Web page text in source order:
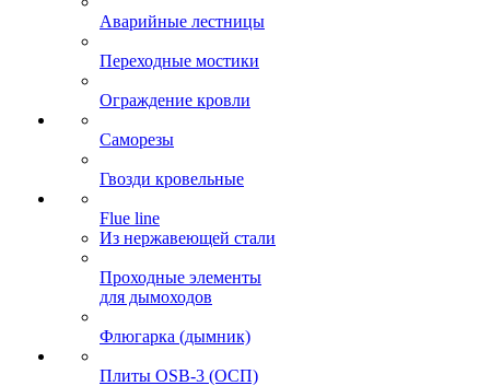
Аварийные лестницы
Переходные мостики
Ограждение кровли
Саморезы
Гвозди кровельные
Flue line
Из нержавеющей стали
Проходные элементы
для дымоходов
Флюгарка (дымник)
Плиты OSB-3 (ОСП)